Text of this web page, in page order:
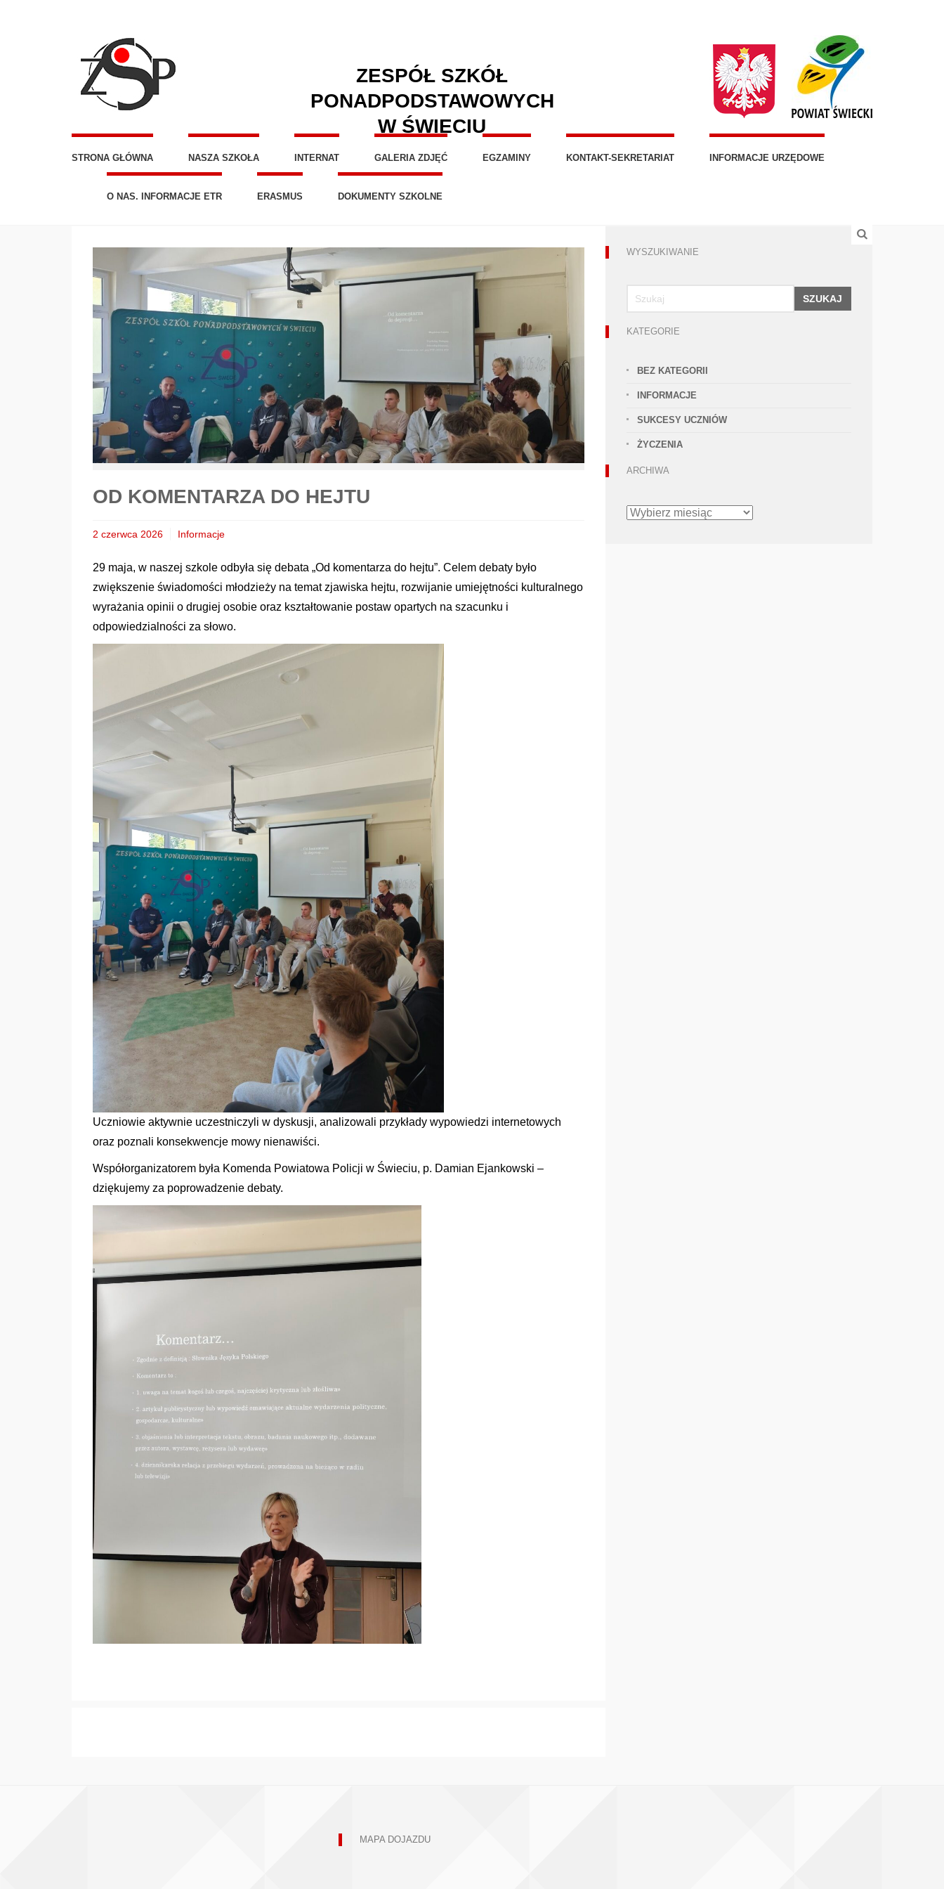
ZESPÓŁ SZKÓŁ
PONADPODSTAWOWYCH
W ŚWIECIU
STRONA GŁÓWNA NASZA SZKOŁA INTERNAT GALERIA ZDJĘĆ EGZAMINY KONTAKT-SEKRETARIAT INFORMACJE URZĘDOWE
O NAS. INFORMACJE ETR ERASMUS DOKUMENTY SZKOLNE
OD KOMENTARZA DO HEJTU
2 czerwca 2026 Informacje
29 maja, w naszej szkole odbyła się debata „Od komentarza do hejtu”. Celem debaty było
zwiększenie świadomości młodzieży na temat zjawiska hejtu, rozwijanie umiejętności kulturalnego
wyrażania opinii o drugiej osobie oraz kształtowanie postaw opartych na szacunku i
odpowiedzialności za słowo.
Uczniowie aktywnie uczestniczyli w dyskusji, analizowali przykłady wypowiedzi internetowych
oraz poznali konsekwencje mowy nienawiści.
Współorganizatorem była Komenda Powiatowa Policji w Świeciu, p. Damian Ejankowski –
dziękujemy za poprowadzenie debaty.
WYSZUKIWANIE
SZUKAJ
KATEGORIE
BEZ KATEGORII
INFORMACJE
SUKCESY UCZNIÓW
ŻYCZENIA
ARCHIWA
ARCHIWA
MAPA DOJAZDU